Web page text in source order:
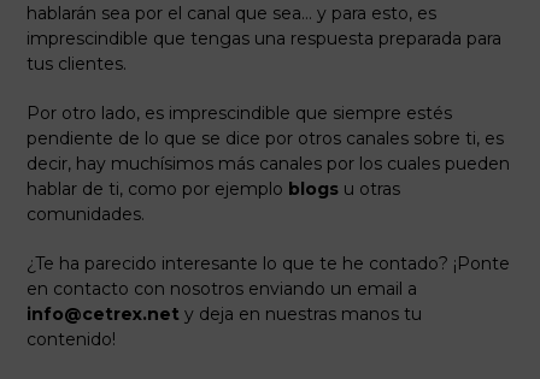
hablarán sea por el canal que sea… y para esto, es
imprescindible que tengas una respuesta preparada para
tus clientes.
Por otro lado, es imprescindible que siempre estés
pendiente de lo que se dice por otros canales sobre ti, es
decir, hay muchísimos más canales por los cuales pueden
hablar de ti, como por ejemplo blogs u otras
comunidades.
¿Te ha parecido interesante lo que te he contado? ¡Ponte
en contacto con nosotros enviando un email a
info@cetrex.net y deja en nuestras manos tu
contenido!